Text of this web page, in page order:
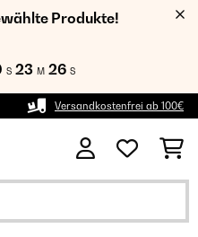
Produkte!
S 23 M 25 S
Versandkostenfrei ab 100€